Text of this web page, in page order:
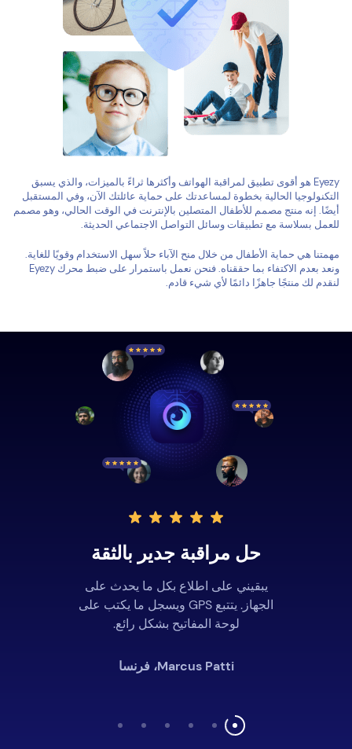
Eyezy هو أقوى تطبيق لمراقبة الهواتف وأكثرها ثراءً بالميزات، والذي يسبق
التكنولوجيا الحالية بخطوة لمساعدتك على حماية عائلتك الآن، وفي المستقبل
أيضًا. إنه منتج مصمم للأطفال المتصلين بالإنترنت في الوقت الحالي، وهو مصمم
للعمل بسلاسة مع تطبيقات وسائل التواصل الاجتماعي الحديثة.
مهمتنا هي حماية الأطفال من خلال منح الآباء حلاً سهل الاستخدام وقويًا للغاية.
ونعد بعدم الاكتفاء بما حققناه. فنحن نعمل باستمرار على ضبط محرك Eyezy
لنقدم لك منتجًا جاهزًا دائمًا لأي شيء قادم.
حل مراقبة جدير بالثقة
يبقيني على اطلاع بكل ما يحدث على
الجهاز. يتتبع GPS ويسجل ما يكتب على
لوحة المفاتيح بشكل رائع.
Marcus Patti، فرنسا